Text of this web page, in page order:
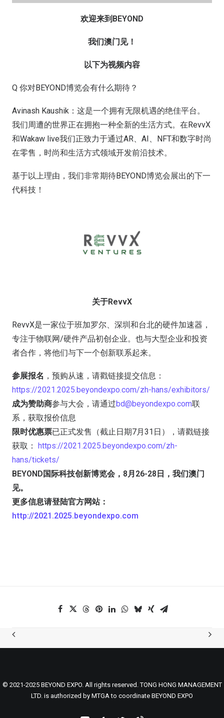
欢迎来到BEYOND
我们澳门见！
以下为视频内容
Q 你对BEYOND博览会有什么期待？
Avinash Kaushik：这是一个拥有无限机遇的绝佳平台。
我们周遭的世界正在拥抱一种全新的生活方式。在RevvX
和Wakaw live我们正致力于通过AR、AI、NFT和数字时尚
在零售，时尚和生活方式领域开发前沿技术。
基于以上理由，我们非常期待BEYOND博览会展出的下一
代科技！
关于RevvX
RevvX是一家位于班加罗尔、深圳和台北的硬件加速器，
专注于物联网/硬件产品初创企业。也与大型企业和投资
者合作，将他们与下一个创新联系起来。
参展报名 ，预购从速，请戳链接提交信息：
https://2021.2025.beyondexpo.com/zh-hans/exhibitors/
成为赞助商参与大会，请通过bd@beyondexpo.com联
系，获取报价信息
限时优惠票已正式发售（截止日期7月31日），请戳链接
获取： https://2021.2025.beyondexpo.com/zh-
hans/tickets/
BEYOND国际科技创新博览会，8月26-28日，我们澳门
见。
更多信息请登陆官方网站：
http://2021.2025.beyondexpo.com
© 2021-2025 BEYOND EXPO. All rights reserved. TONG HONG MANAGEMENT
LTD. is authorized by MTGA to coordinate BEYOND EXPO